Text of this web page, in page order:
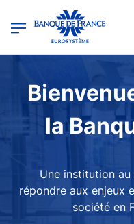
Banque de France - Menu
la
Une institution
répondre aux enjeux
société en